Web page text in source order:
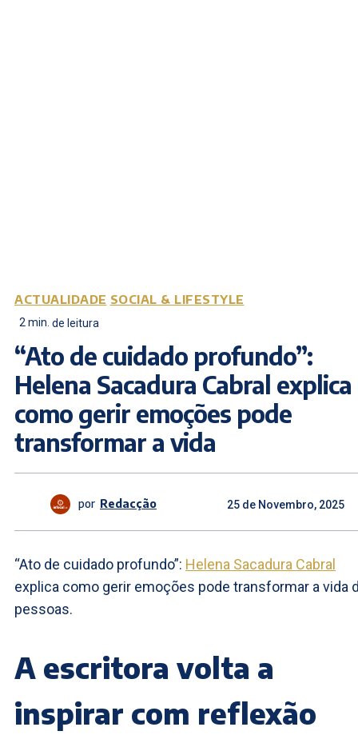
ACTUALIDADE SOCIAL & LIFESTYLE
2min. de leitura
“Ato de cuidado profundo”:
Helena Sacadura Cabral explica
como gerir emoções pode
transformar a vida
por Redacção 25 de Novembro, 2025
“Ato de cuidado profundo”: Helena Sacadura Cabral
explica como gerir emoções pode transformar a vida
pessoas.
A escritora volta a
inspirar com reflexão